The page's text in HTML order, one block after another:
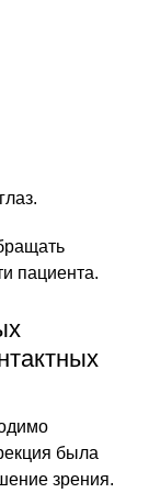
пациента.
была
зрения.